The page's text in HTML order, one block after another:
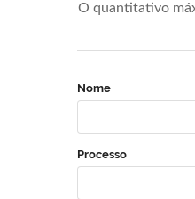
O quantitativo
Nome
Processo